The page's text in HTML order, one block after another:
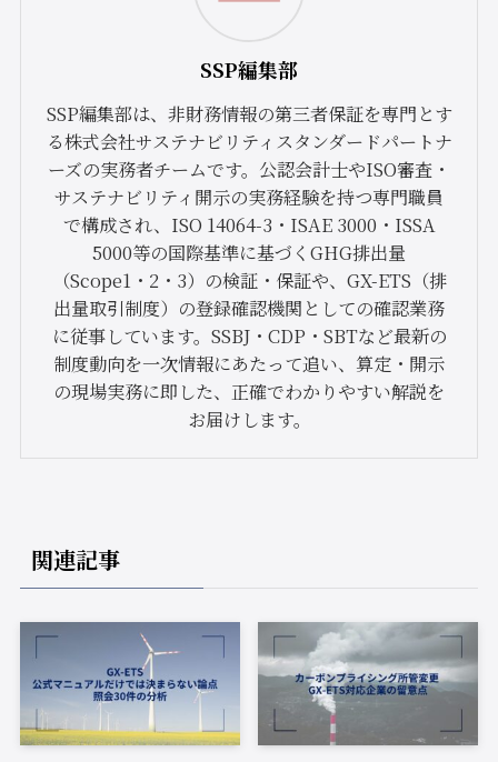
SSP編集部
SSP編集部は、非財務情報の第三者保証を専門とす
る株式会社サステナビリティスタンダードパートナ
ーズの実務者チームです。公認会計士やISO審査・
サステナビリティ開示の実務経験を持つ専門職員
で構成され、ISO 14064-3・ISAE 3000・ISSA
5000等の国際基準に基づくGHG排出量
（Scope1・2・3）の検証・保証や、GX-ETS（排
出量取引制度）の登録確認機関としての確認業務
に従事しています。SSBJ・CDP・SBTなど最新の
制度動向を一次情報にあたって追い、算定・開示
の現場実務に即した、正確でわかりやすい解説を
お届けします。
関連記事